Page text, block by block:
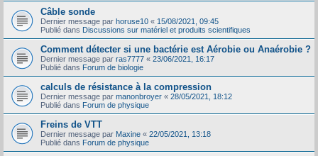
Câble sonde
Dernier message par horuse10 « 15/08/2021, 09:45
Publié dans Discussions sur matériel et produits scientifiques
Comment détecter si une bactérie est Aérobie ou Anaérobie ?
Dernier message par ras7777 « 23/06/2021, 16:17
Publié dans Forum de biologie
calculs de résistance à la compression
Dernier message par manonbroyer « 28/05/2021, 18:12
Publié dans Forum de physique
Freins de VTT
Dernier message par Maxine « 22/05/2021, 13:18
Publié dans Forum de physique